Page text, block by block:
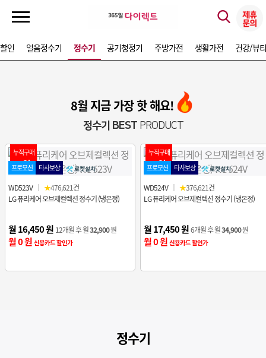
인 얼음정수기 정수기 공기청정기 주방가전 생활가전 건강/뷰티
8월 지금 가장 핫 해요!
정수기 BESTPRODUCT
누적구매
1위
프로모션 타사보상
WD523V ｜ ★476,621건
LG 퓨리케어 오브제컬렉션 정수기 (냉온정)
월 16,450 원 12개월 후 월32,900원
월 0 원신용카드 할인가
누적구매
2위
프로모션 타사보상
WD524V ｜ ★376,621건
LG 퓨리케어 오브제컬렉션 정수기 (냉온정)
월 17,450 원6개월 후 월34,900원
월 0 원신용카드 할인가
정수기